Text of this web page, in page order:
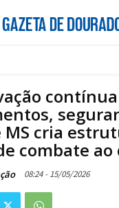
MS cria
combate ao
08:24 - 15/05/2026